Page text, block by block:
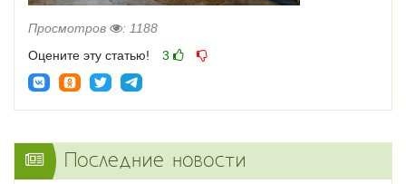
Просмотров
: 1188
Оцените эту статью!
3
Последние новости